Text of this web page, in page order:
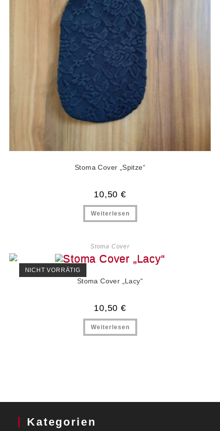
Stoma Cover „Spitze“
10,50 €
Weiterlesen
Stoma Cover
NICHT VORRÄTIG
Stoma Cover „Lacy“
10,50 €
Weiterlesen
Kategorien